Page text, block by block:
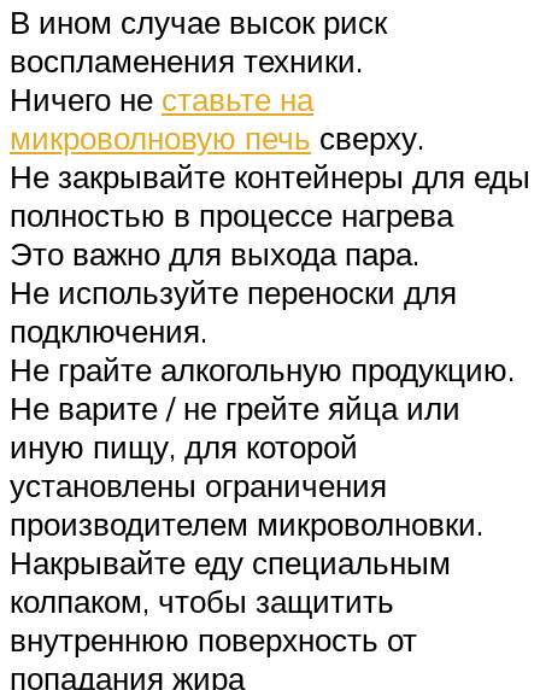
В ином случае высок риск
воспламенения техники.
Ничего не ставьте на
микроволновую печь сверху.
Не закрывайте контейнеры для еды
полностью в процессе нагрева
Это важно для выхода пара.
Не используйте переноски для
подключения.
Не грайте алкогольную продукцию.
Не варите / не грейте яйца или
иную пищу, для которой
установлены ограничения
производителем микроволновки.
Накрывайте еду специальным
колпаком, чтобы защитить
внутреннюю поверхность от
попадания жира